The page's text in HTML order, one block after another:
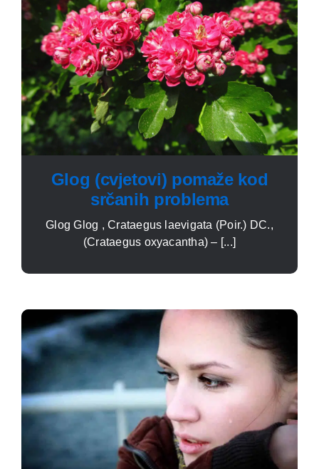
Glog (cvjetovi) pomaže kod
srčanih problema
Glog Glog , Crataegus laevigata (Poir.) DC.,
(Crataegus oxyacantha) – [...]